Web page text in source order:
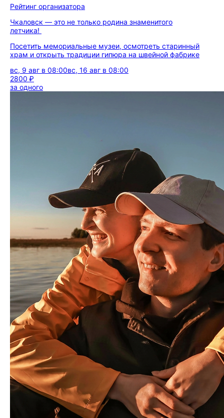
Рейтинг организатора
Чкаловск — это не только родина знаменитого
летчика!
Посетить мемориальные музеи, осмотреть старинный
храм и открыть традиции гипюра на швейной фабрике
вс, 9 авг в 08:00вс, 16 авг в 08:00
2800 ₽
за одного